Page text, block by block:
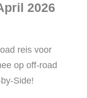
2026
reis voor
op off-road
Side!